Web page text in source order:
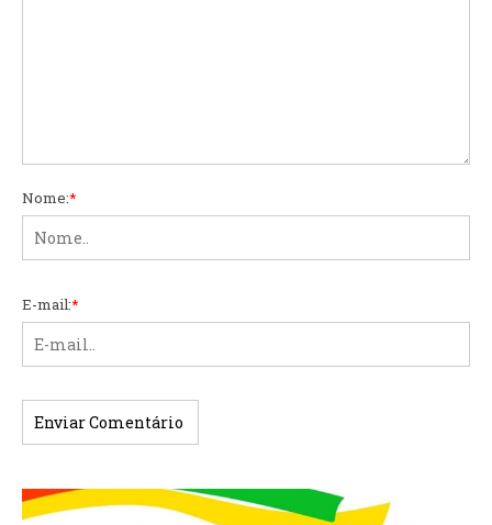
Nome:*
E-mail:*